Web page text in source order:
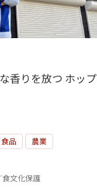
香りを放つ ホップ
食品
農業
文化保護